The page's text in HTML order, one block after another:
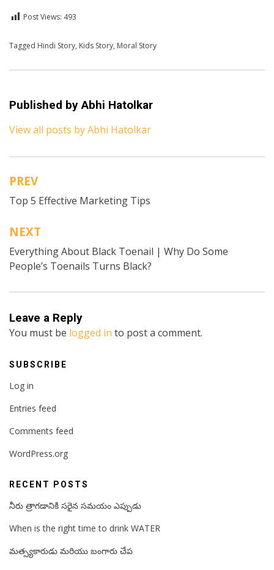
Post Views: 493
Posted inHindi,Kids Stories
Tagged Hindi Story, Kids Story, Moral Story
Published by Abhi Hatolkar
View all posts by Abhi Hatolkar
Post
navigation
PREV
Top 5 Effective Marketing Tips
NEXT
Everything About Black Toenail | Why Do Some
People’s Toenails Turns Black?
Leave a Reply
You must be logged in to post a comment.
SUBSCRIBE
Log in
Entries feed
Comments feed
WordPress.org
RECENT POSTS
నీరు త్రాగడానికి సరైన సమయం ఎప్పుడు
When is the right time to drink WATER
మత్స్యకారుడు మరియు బంగారు చేప